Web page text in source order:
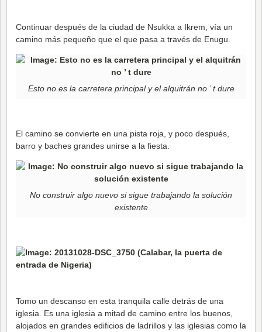
Continuar después de la ciudad de Nsukka a Ikrem, vía un
camino más pequeño que el que pasa a través de Enugu.
Esto no es la carretera principal y el alquitrán no ’ t dure
El camino se convierte en una pista roja, y poco después,
barro y baches grandes unirse a la fiesta.
No construir algo nuevo si sigue trabajando la solución
existente
Tomo un descanso en esta tranquila calle detrás de una
iglesia. Es una iglesia a mitad de camino entre los buenos,
alojados en grandes edificios de ladrillos y las iglesias como la